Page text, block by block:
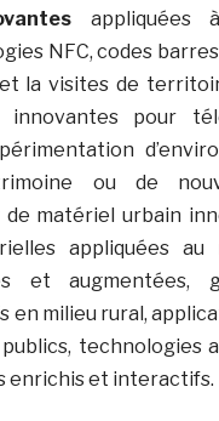
appliquées
NFC, codes
et la visites de
innovantes pour
ou de
matériel urbain
appliquées
et augmentées,
milieu rural,
technologies
enrichis et interactifs.